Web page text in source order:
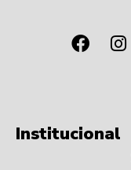
Institucional